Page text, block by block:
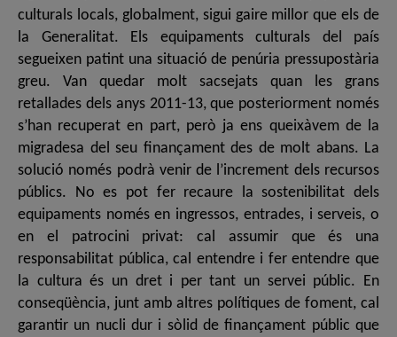
culturals locals, globalment, sigui gaire millor que els de
la Generalitat. Els equipaments culturals del país
segueixen patint una situació de penúria pressupostària
greu. Van quedar molt sacsejats quan les grans
retallades dels anys 2011-13, que posteriorment només
s’han recuperat en part, però ja ens queixàvem de la
migradesa del seu finançament des de molt abans. La
solució només podrà venir de l’increment dels recursos
públics. No es pot fer recaure la sostenibilitat dels
equipaments només en ingressos, entrades, i serveis, o
en el patrocini privat: cal assumir que és una
responsabilitat pública, cal entendre i fer entendre que
la cultura és un dret i per tant un servei públic. En
conseqüència, junt amb altres polítiques de foment, cal
garantir un nucli dur i sòlid de finançament públic que